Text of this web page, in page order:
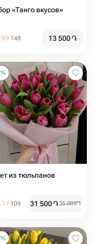
«Танго вкусов»
148 13 500֏
%
из тюльпанов
109 31 500֏35 000֏
%